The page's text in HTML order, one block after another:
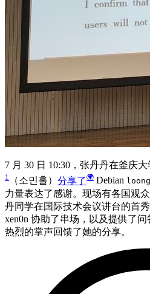
7 月 30 日 10:30，张丹丹在釜庆
1 （소민홀） 分享了 Debian
力量表达了感谢。现场有各国观
丹同学在国际技术会议讲台的首
xen0n 协助了串场，以及提供了
热烈的掌声回馈了她的分享。